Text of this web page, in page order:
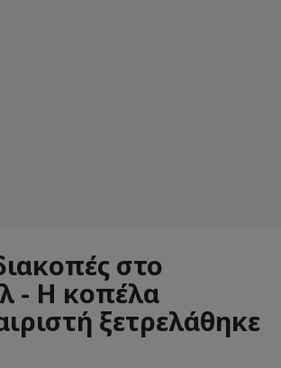
στο
- Η κοπέλα
ξετρελάθηκε